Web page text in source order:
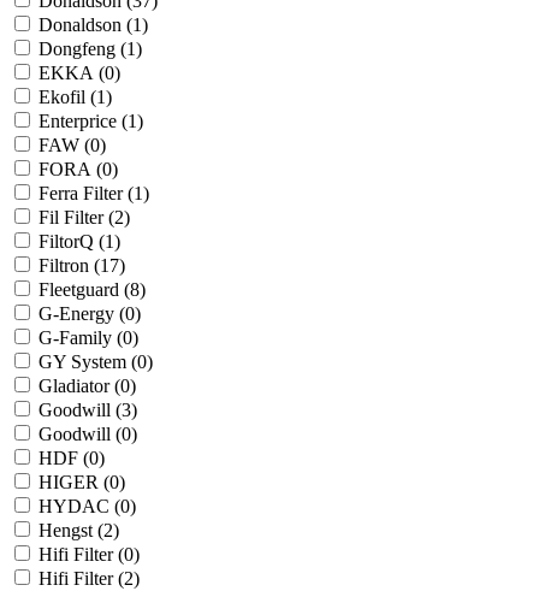
Donaldson (1)
Dongfeng (1)
EKKA (0)
Ekofil (1)
Enterprice (1)
FAW (0)
FORA (0)
Ferra Filter (1)
Fil Filter (2)
FiltorQ (1)
Filtron (17)
Fleetguard (8)
G-Energy (0)
G-Family (0)
GY System (0)
Gladiator (0)
Goodwill (3)
Goodwill (0)
HDF (0)
HIGER (0)
HYDAC (0)
Hengst (2)
Hifi Filter (0)
Hifi Filter (2)